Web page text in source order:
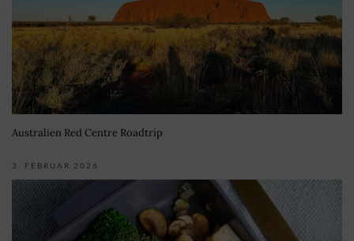
Australien Red Centre Roadtrip
3. FEBRUAR 2026